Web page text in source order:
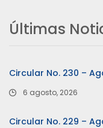
Últimas
Circular No. 230 –
6 agosto, 2026
Circular No. 229 –